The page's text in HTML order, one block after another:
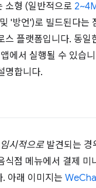
소형 (일반적으로
'방언')로 빌드된다는
스 플랫폼입니다. 동
에서 실행될 수 있습
명합니다.
임시적으로발견되는 경
점 메뉴에서 결제
아래 이미지는